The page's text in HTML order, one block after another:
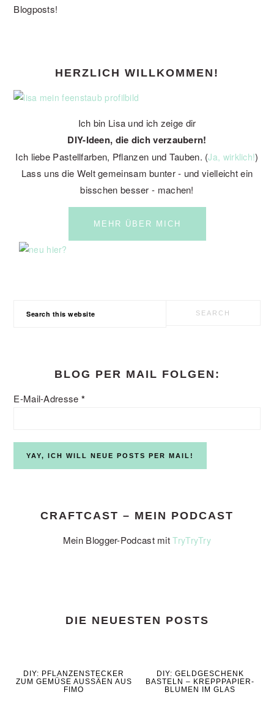
Blogposts!
HERZLICH WILLKOMMEN!
Ich bin Lisa und ich zeige dir
DIY-Ideen, die dich verzaubern!
Ich liebe Pastellfarben, Pflanzen und Tauben. (Ja, wirklich!)
Lass uns die Welt gemeinsam bunter - und vielleicht ein
bisschen besser - machen!
MEHR ÜBER MICH
BLOG PER MAIL FOLGEN:
E-Mail-Adresse *
CRAFTCAST – MEIN PODCAST
Mein Blogger-Podcast mitTryTryTry
DIE NEUESTEN POSTS
DIY: PFLANZENSTECKER
ZUM GEMÜSE AUSSÄEN AUS
FIMO
DIY: GELDGESCHENK
BASTELN – KREPPPAPIER-
BLUMEN IM GLAS